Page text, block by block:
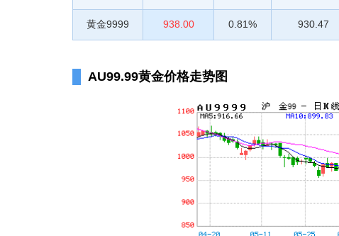
黄金9999 938.00 0.81% 930.47
AU99.99黄金价格走势图